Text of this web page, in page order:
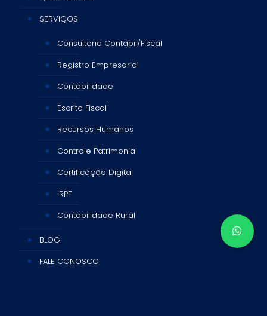
SERVIÇOS
Consultoria Contábil/Fiscal
Registro Empresarial
Contabilidade
Escrita Fiscal
Recursos Humanos
Controle Patrimonial
Certificação Digital
IRPF
Contabilidade Rural
BLOG
FALE CONOSCO